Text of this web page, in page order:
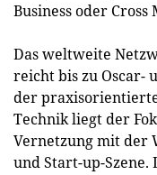
Business oder
Das weltweite
reicht bis zu Oscar-
der
Technik liegt der
Vernetzung mit der
und Start-up-Szene.